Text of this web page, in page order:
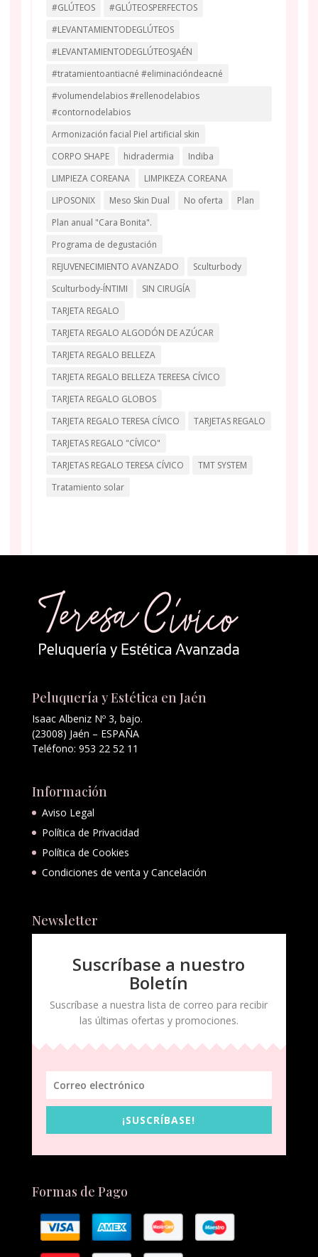
#GLÚTEOS
#GLÚTEOSPERFECTOS
#LEVANTAMIENTODEGLÚTEOS
#LEVANTAMIENTODEGLÚTEOSJAÉN
#tratamientoantiacné #eliminacióndeacné
#volumendelabios #rellenodelabios
#contornodelabios
Armonización facial Piel artificial skin
CORPO SHAPE
hidradermia
Indiba
LIMPIEZA COREANA
LIMPIKEZA COREANA
LIPOSONIX
Meso Skin Dual No oferta
Plan
Plan anual "Cara Bonita".
Programa de degustación
REJUVENECIMIENTO AVANZADO
Sculturbody
Sculturbody-ÍNTIMI
SIN CIRUGÍA
TARJETA REGALO
TARJETA REGALO ALGODÓN DE AZÚCAR
TARJETA REGALO BELLEZA
TARJETA REGALO BELLEZA TEREESA CÍVICO
TARJETA REGALO GLOBOS
TARJETA REGALO TERESA CÍVICO
TARJETAS REGALO
TARJETAS REGALO "CÍVICO"
TARJETAS REGALO TERESA CÍVICO
TMT SYSTEM
Tratamiento solar
Peluquería y Estética en Jaén
Isaac Albeniz Nº 3, bajo.
(23008) Jaén – ESPAÑA
Teléfono: 953 22 52 11
Información
Aviso Legal
Política de Privacidad
Política de Cookies
Condiciones de venta y Cancelación
Newsletter
Suscríbase a nuestro
Boletín
Suscríbase a nuestra lista de correo para recibir
las últimas ofertas y promociones.
¡SUSCRÍBASE!
Formas de Pago